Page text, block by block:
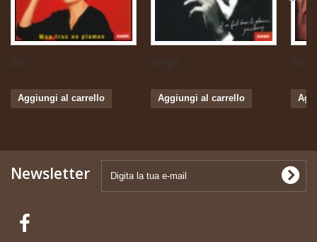
Zizi...
Aggiungi al carrello
Serge...
Aggiungi al carrello
Newsletter